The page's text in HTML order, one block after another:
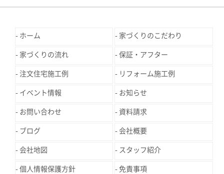
ホーム 家づくりのこだわり
家づくりの流れ 保証・アフター
注文住宅施工例 リフォーム施工例
イベント情報 お知らせ
お問い合わせ 資料請求
ブログ 会社概要
会社地図 スタッフ紹介
個人情報保護方針 免責事項